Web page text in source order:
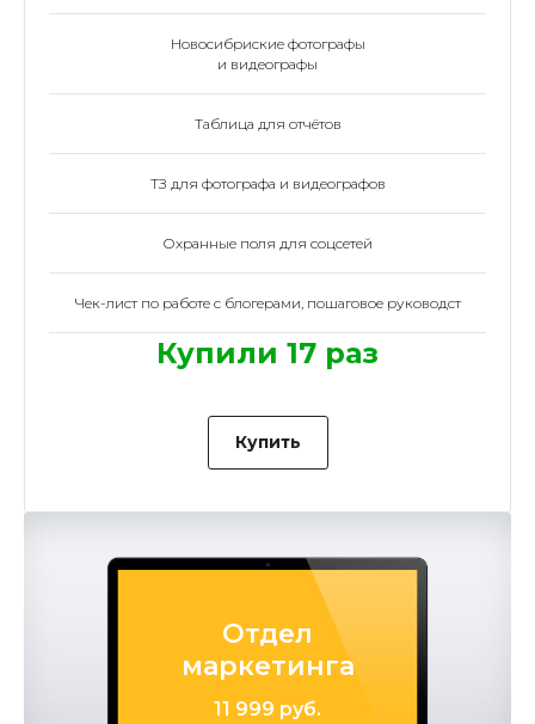
Новосибриские фотографы
и видеографы
Таблица для отчётов
ТЗ для фотографа и видеографов
Охранные поля для соцсетей
Чек-лист по работе с блогерами, пошаговое руководст
Купили 17 раз
Купить
Отдел
маркетинга
11 999 руб.